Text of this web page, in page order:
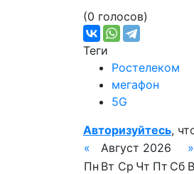
(0 голосов)
Теги
Ростелеком
мегафон
5G
Авторизуйтесь,
«
Август 2026
»
Пн Вт Ср Чт Пт Сб